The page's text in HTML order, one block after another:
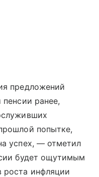
предложений
ранее,
попытке,
успех, — отметил
будет ощутимым
роста инфляции